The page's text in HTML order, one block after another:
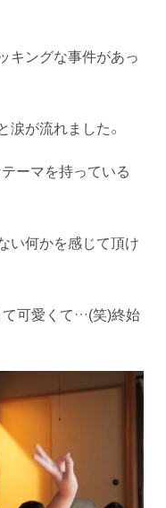
キングな事件があっ
涙が流れました。
テーマを持っている
い何かを感じて頂け
可愛くて…(笑)終始